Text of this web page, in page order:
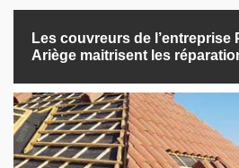
Les couvreurs de l’entreprise
Ariège maitrisent les